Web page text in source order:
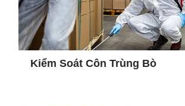
Kiểm Soát Côn Trùng Bò